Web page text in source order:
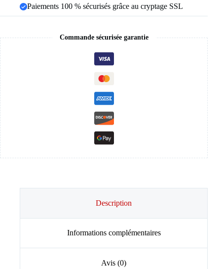
Paiements 100 % sécurisés grâce au cryptage SSL
Commande sécurisée garantie
Description
Informations complémentaires
Avis (0)